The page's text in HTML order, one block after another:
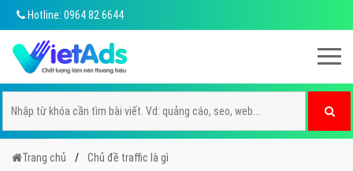
Hotline: 0964 82 6644
Trang chủ Chủ đề traffic là gì